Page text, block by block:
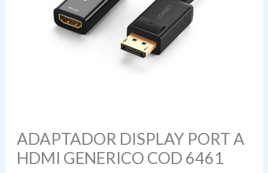
ADAPTADOR DISPLAY PORT A
HDMI GENERICO COD 6461